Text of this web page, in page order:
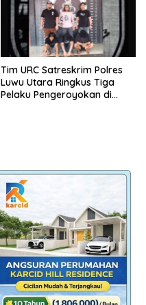
Tim URC Satreskrim Polres
Luwu Utara Ringkus Tiga
Pelaku Pengeroyokan di